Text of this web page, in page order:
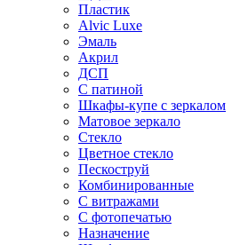
Пластик
Alvic Luxe
Эмаль
Акрил
ДСП
С патиной
Шкафы-купе с зеркалом
Матовое зеркало
Стекло
Цветное стекло
Пескоструй
Комбинированные
С витражами
С фотопечатью
Назначение